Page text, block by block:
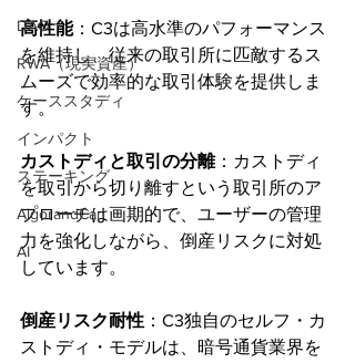
DAO
RWA（現実資産）
ケーススタディ
インパクト
ステーキング
AlgorandCan
AI
高性能：C3は高水準のパフォーマンス
を維持し、従来の取引所に匹敵するス
ムーズで効率的な取引体験を提供しま
す。
カストディと取引の分離：カストディ
を取引から切り離すという取引所のア
プローチは画期的で、ユーザーの管理
力を強化しながら、倒産リスクに対処
しています。
倒産リスク耐性 ：C3独自のセルフ・カ
ストディ・モデルは、暗号通貨業界を